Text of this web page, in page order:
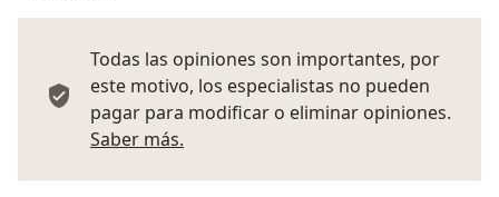
Todas las opiniones son importantes, por
este motivo, los especialistas no pueden
pagar para modificar o eliminar opiniones.
Saber más.